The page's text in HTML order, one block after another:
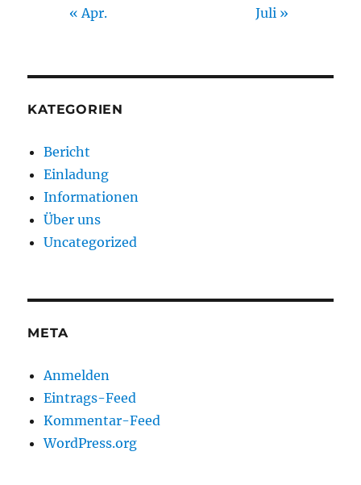
« Apr. Juli »
KATEGORIEN
Bericht
Einladung
Informationen
Über uns
Uncategorized
META
Anmelden
Eintrags-Feed
Kommentar-Feed
WordPress.org